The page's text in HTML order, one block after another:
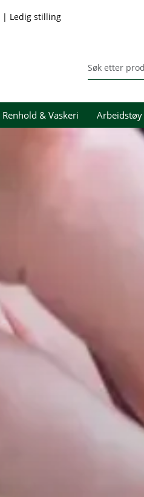
| Ledig stilling
Renhold & Vaskeri Arbeidstøy